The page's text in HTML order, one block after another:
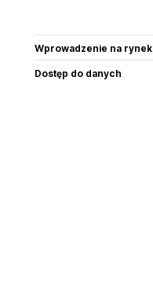
Wprowadzenie na rynek
Dostęp do danych